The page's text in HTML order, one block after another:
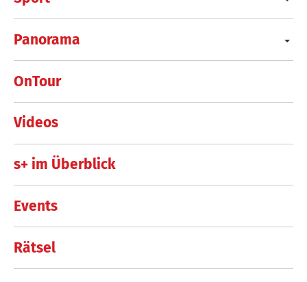
Panorama
OnTour
Videos
s+ im Überblick
Events
Rätsel